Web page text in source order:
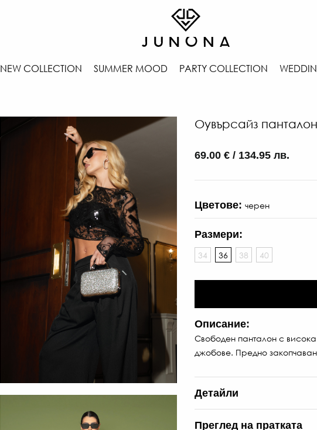
NEW COLLECTION SUMMER MOOD PARTY COLLECTION
Оувърсайз
69.00 € / 134.95 лв.
Цветове: черен
Размери:
34 36 38 40
Описание:
Свободен панталон с
джобове. Предно
Детайли
Преглед на пратката